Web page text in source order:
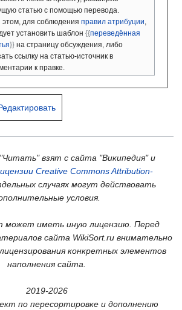
статью с помощью перевода.
этом, для соблюдения правил атрибуции
установить шаблон {{переведённая
}} на страницу обсуждения, либо
ссылку на статью-источник в
к правке.
взят с сайта "Википедия" и
Creative Commons Attribution-
случаях могут действовать
условия.
может иметь иную лицензию. Перед
сайта WikiSort.ru внимательно
конкретных элементов
наполнения сайта.
2019-2026
по пересортировке и дополнению